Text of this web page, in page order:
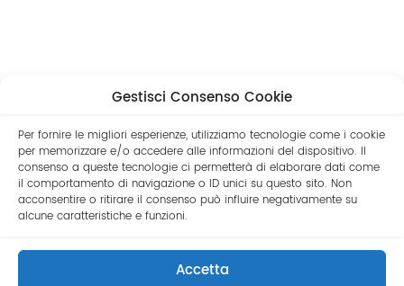
Gestisci Consenso Cookie
Per fornire le migliori esperienze, utilizziamo tecnologie come i cookie
per memorizzare e/o accedere alle informazioni del dispositivo. Il
consenso a queste tecnologie ci permetterà di elaborare dati come
il comportamento di navigazione o ID unici su questo sito. Non
acconsentire o ritirare il consenso può influire negativamente su
alcune caratteristiche e funzioni.
Accetta
© 2019 Andrea Camurati | P.Iva
02507980999 |Privacy Policy